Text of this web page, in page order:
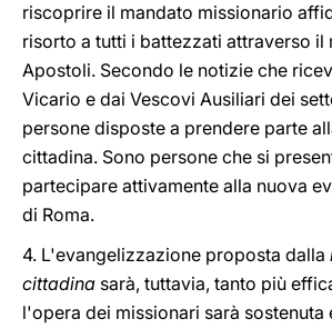
riscoprire il mandato missionario
risorto a tutti i battezzati attraverso il
Apostoli. Secondo le notizie che
Vicario e dai Vescovi Ausiliari dei
persone disposte a prendere parte
cittadina. Sono persone che si
partecipare attivamente alla nuova
di Roma.
4. L'evangelizzazione proposta dalla
cittadina sarà, tuttavia, tanto più
l'opera dei missionari sarà sostenuta